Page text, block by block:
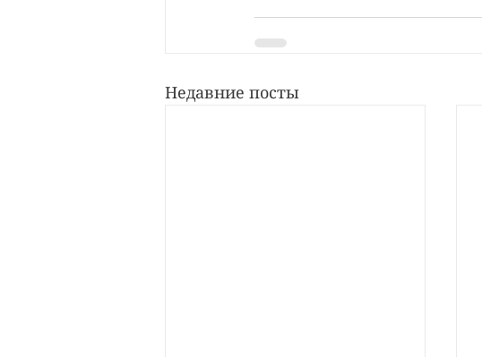
Недавние посты